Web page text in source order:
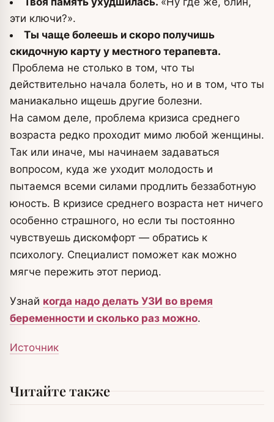
эти ключи?».
Ты чаще болеешь и скоро получишь
скидочную карту у местного терапевта.
Проблема не столько в том, что ты
действительно начала болеть, но и в том, что ты
маниакально ищешь другие болезни.
На самом деле, проблема кризиса среднего
возраста редко проходит мимо любой женщины.
Так или иначе, мы начинаем задаваться
вопросом, куда же уходит молодость и
пытаемся всеми силами продлить беззаботную
юность. В кризисе среднего возраста нет ничего
особенно страшного, но если ты постоянно
чувствуешь дискомфорт — обратись к
психологу. Специалист поможет как можно
мягче пережить этот период.
Узнай когда надо делать УЗИ во время
беременности и сколько раз можно.
Источник
Читайте также